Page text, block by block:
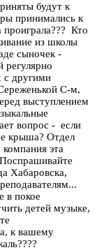
будут к
принимались к
Кто
из школы
сыночек -
регулярно
с другими
С-м,
выступлением
вопрос - если
крыша? Отдел
эта
Хабаровска,
в покое
детей музыке,
к вашему